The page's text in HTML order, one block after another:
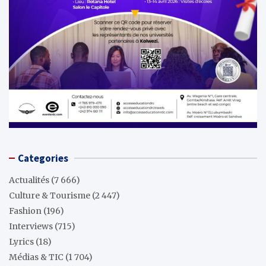
Categories
Actualités (7 666)
Culture & Tourisme (2 447)
Fashion (196)
Interviews (715)
Lyrics (18)
Médias & TIC (1 704)